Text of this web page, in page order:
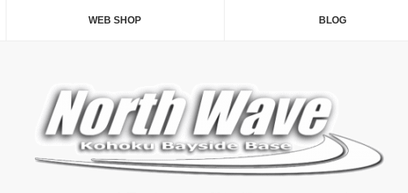
WEB SHOP BLOG